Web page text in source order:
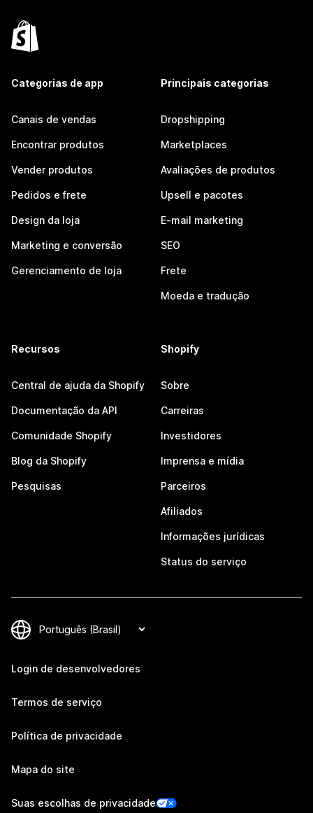
Categorias de app
Canais de vendas
Encontrar produtos
Vender produtos
Pedidos e frete
Design da loja
Marketing e conversão
Gerenciamento de loja
Principais categorias
Dropshipping
Marketplaces
Avaliações de produtos
Upsell e pacotes
E-mail marketing
SEO
Frete
Moeda e tradução
Recursos
Central de ajuda da Shopify
Documentação da API
Comunidade Shopify
Blog da Shopify
Pesquisas
Shopify
Sobre
Carreiras
Investidores
Imprensa e mídia
Parceiros
Afiliados
Informações jurídicas
Status do serviço
Login de desenvolvedores
Termos de serviço
Política de privacidade
Mapa do site
Suas escolhas de privacidade